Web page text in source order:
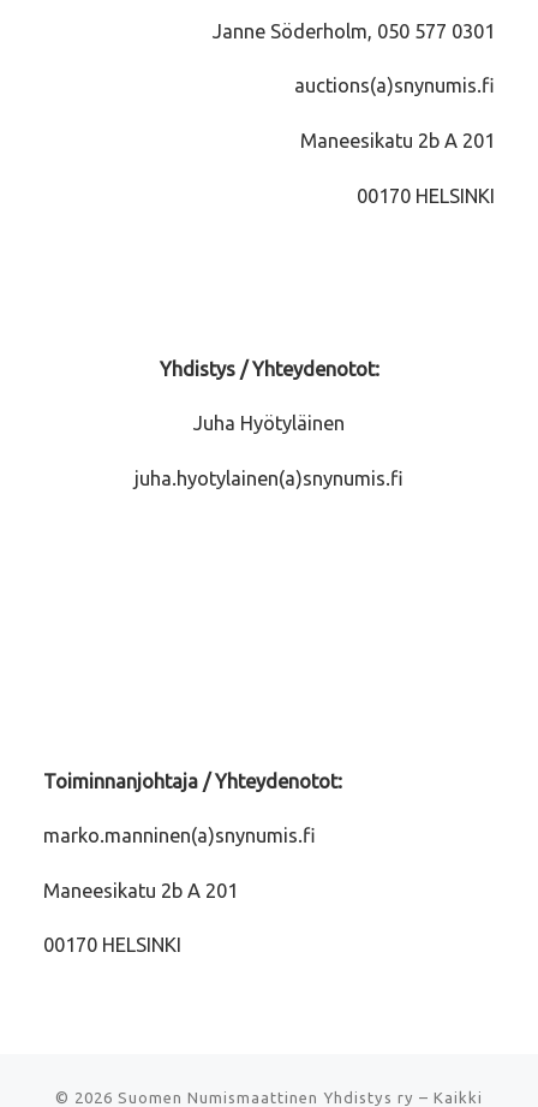
Janne Söderholm, 050 577 0301
auctions(a)snynumis.fi
Maneesikatu 2b A 201
00170 HELSINKI
Yhdistys / Yhteydenotot:
Juha Hyötyläinen
juha.hyotylainen(a)snynumis.fi
Toiminnanjohtaja / Yhteydenotot:
marko.manninen(a)snynumis.fi
Maneesikatu 2b A 201
00170 HELSINKI
© 2026 Suomen Numismaattinen Yhdistys ry – Kaikki